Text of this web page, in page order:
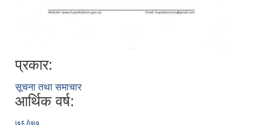
प्रकार:
सूचना तथा समाचार
आर्थिक वर्ष: